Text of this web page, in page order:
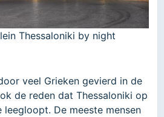
Thessaloniki by night
veel Grieken gevierd in de
de reden dat Thessaloniki op
De meeste mensen